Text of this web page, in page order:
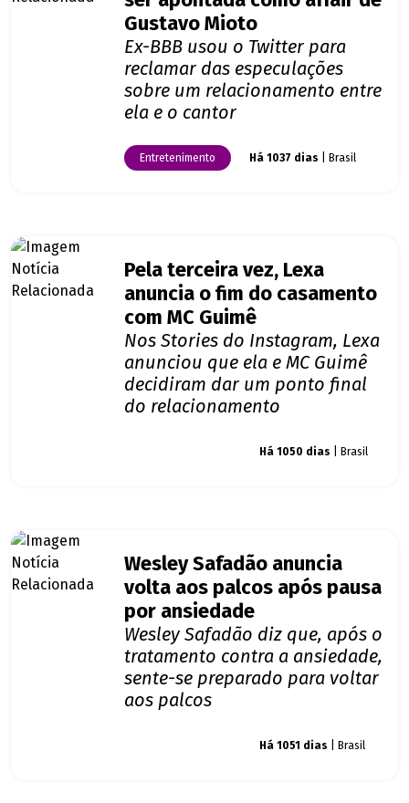
Gustavo Mioto
Ex-BBB usou o Twitter para
reclamar das especulações
sobre um relacionamento entre
ela e o cantor
Entretenimento Há 1037 dias | Brasil
Pela terceira vez, Lexa
anuncia o fim do casamento
com MC Guimê
Nos Stories do Instagram, Lexa
anunciou que ela e MC Guimê
decidiram dar um ponto final
do relacionamento
Há 1050 dias | Brasil
Wesley Safadão anuncia
volta aos palcos após pausa
por ansiedade
Wesley Safadão diz que, após o
tratamento contra a ansiedade,
sente-se preparado para voltar
aos palcos
Há 1051 dias | Brasil